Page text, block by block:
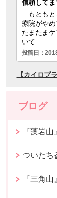
ブログ
『藻岩山
ついたち
『三角